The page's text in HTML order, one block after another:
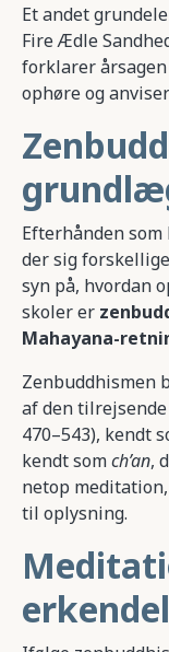
Et andet
Fire Ædle
forklarer
ophøre og
Efterhånden
der sig
syn på, hvordan
skoler er
Mahayana-
Zenbuddhismen
af den
470–543), kendt
kendt somch’an,
netop
til oplysning.